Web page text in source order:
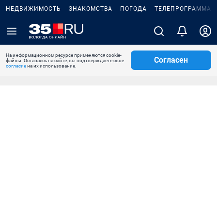
НЕДВИЖИМОСТЬ ЗНАКОМСТВА ПОГОДА ТЕЛЕПРОГРАММА
На информационном ресурсе применяются cookie-
файлы. Оставаясь на сайте, вы подтверждаете свое
согласиена их использование.
Согласен